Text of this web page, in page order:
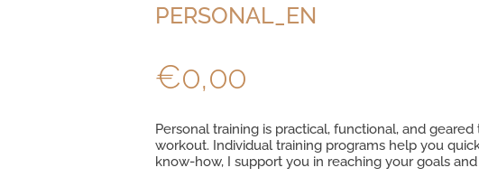
PERSONAL_EN
€0,00
Personal training is practical, functional, and
workout. Individual training programs help you
know-how, I support you in reaching your goals